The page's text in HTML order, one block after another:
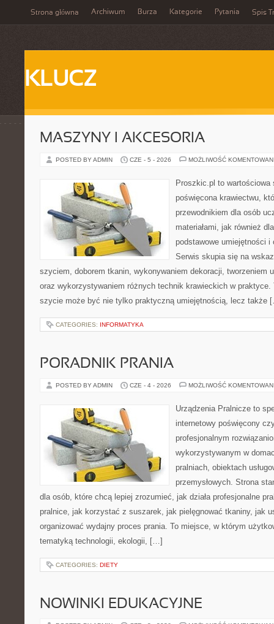
Strona główna Archiwum Burza Kategorie Pytania Spis
KLUCZ
MASZYNY I AKCESORIA
POSTED BY ADMIN CZE - 5 - 2026 MOŻLIWOŚĆ
Proszkic.pl to wartościowa
poświęcona krawiectwu,
przewodnikiem dla osób
materiałami, jak również
podstawowe umiejętności
Serwis skupia się na
szyciem, doborem tkanin, wykonywaniem dekoracji, tworzeniem
oraz wykorzystywaniem różnych technik krawieckich w
szycie może być nie tylko praktyczną umiejętnością, lecz także
CATEGORIES: INFORMATYKA
PORADNIK PRANIA
POSTED BY ADMIN CZE - 4 - 2026 MOŻLIWOŚĆ
Urządzenia Pralnicze to
internetowy poświęcony
profesjonalnym
wykorzystywanym w
pralniach, obiektach
przemysłowych. Strona
dla osób, które chcą lepiej zrozumieć, jak działa profesjonalne
pralnice, jak korzystać z suszarek, jak pielęgnować tkaniny, jak
organizować wydajny proces prania. To miejsce, w którym
tematyką technologii, ekologii, […]
CATEGORIES: DIETY
NOWINKI EDUKACYJNE